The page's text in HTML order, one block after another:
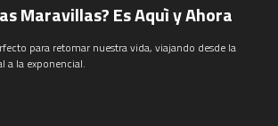
Maravillas? Es Aquì y Ahora
para retomar nuestra vida, viajando desde la
a la exponencial.